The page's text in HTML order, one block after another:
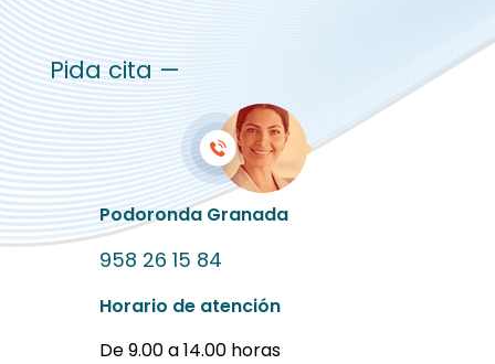
Pida cita —
Podoronda Granada
958 26 15 84
Horario de atención
De 9.00 a 14.00 horas